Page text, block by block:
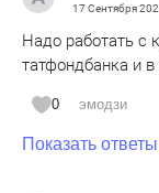
17 Сентября
Надо работать с
татфондбанка и
0 эмодзи
Показать